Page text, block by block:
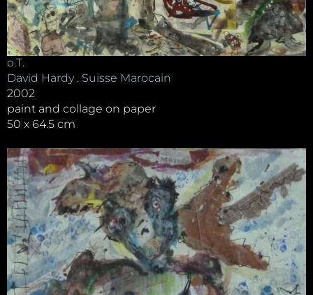
o.T.
David Hardy . Suisse Marocain
2002
paint and collage on paper
50 x 64.5 cm